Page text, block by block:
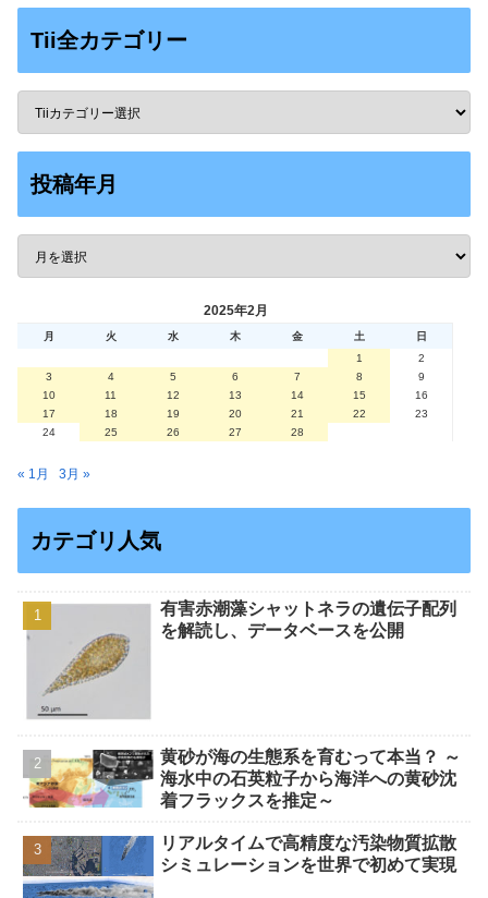
Tii全カテゴリー
投稿年月
2025年2月
月 火 水 木 金 土
日
1
2
3
4 5 6 7 8
9
10
11 12 13 14 15
16
17
18 19 20 21 22
23
24
25 26 27 28
« 1月 3月 »
カテゴリ人気
有害赤潮藻シャットネラの遺伝子配列
を解読し、データベースを公開
黄砂が海の生態系を育むって本当？ ～
海水中の石英粒子から海洋への黄砂沈
着フラックスを推定～
リアルタイムで高精度な汚染物質拡散
シミュレーションを世界で初めて実現